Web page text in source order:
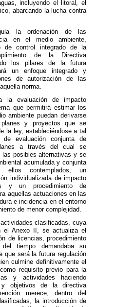
incluyendo el litoral, el
abarcando la lucha contra
la ordenación de las
en el medio ambiente,
de control integrado de la
de la Directiva
los pilares de la futura
un enfoque integrado y
de autorización de las
norma.
la evaluación de impacto
que permitirá estimar los
ambiente puedan derivarse
y proyectos que se
la ley, estableciéndose a tal
de evaluación conjunta de
a través del cual se
las posibles alternativas y se
acumulada y conjunta
contemplados, un
individualizada de impacto
y un procedimiento de
aquellas actuaciones en las
e incidencia en el entorno
de menor complejidad.
clasificadas, cuya
el Anexo II, se actualiza el
de licencias, procedimiento
tiempo demandaba su
que será la futura regulación
culmine definitivamente el
requisito previo para la
y actividades haciendo
objetivos de la directiva
merece, dentro del
la introducción de